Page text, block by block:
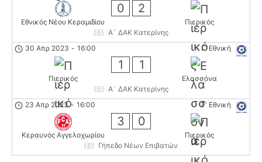
Εθνικός Νέου Κεραμιδίου
0 2
Πιερικός
Α` ΔΑΚ Κατερίνης
Γ' Εθνική
30 Απρ 2023 - 16:00
Πιερικός
1 1
Ελασσόνα
Α` ΔΑΚ Κατερίνης
Γ' Εθνική
23 Απρ 2023 - 16:00
Κεραυνός Αγγελοχωρίου
3 0
Πιερικός
Γήπεδο Νέων Επιβατών